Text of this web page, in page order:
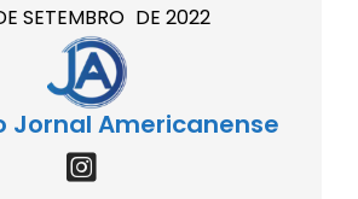
SETEMBRO DE 2022
Jornal Americanense